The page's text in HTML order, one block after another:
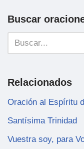
Buscar
Relacionados
Oración al Espíritu
Santísima Trinidad
Vuestra soy, para